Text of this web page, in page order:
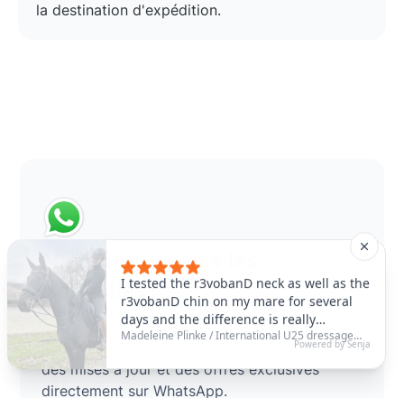
la destination d'expédition.
Ne manquez pas les
nouvelles !
Inscris-toi maintenant à notre newsletter
WhatsApp exclusive et reçois des conseils,
des mises à jour et des offres exclusives
directement sur WhatsApp.